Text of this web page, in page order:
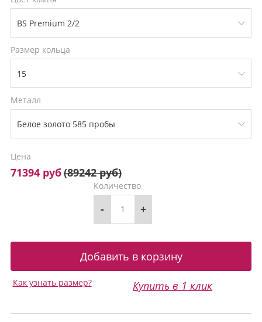
Размер кольца
Металл
Цена
71394 руб(89242 руб)
Количество
- +
Купить в 1 клик
Как узнать размер?